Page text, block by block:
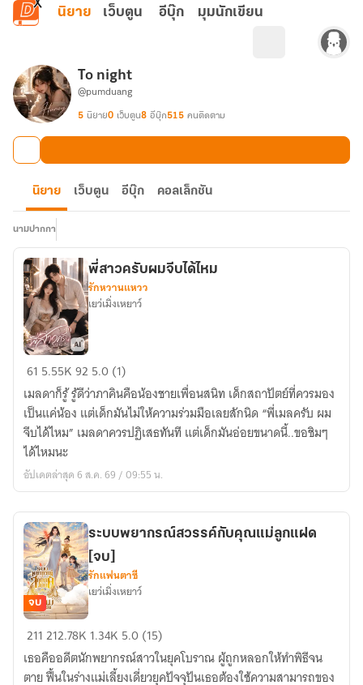
ข้ามไปยังเนื้อหาหลัก
นิยาย เว็บตูน อีบุ๊ก มุมนักเขียน
To night
@pumduang
5 นิยาย0 เว็บตูน8 อีบุ๊ก515 คนติดตาม
นิยาย เว็บตูน อีบุ๊ก คอลเล็กชัน
นามปากกา
พี่
ครับ
ผม
จีบ
ได้
ไหม
พี่สาวครับผมจีบได้ไหม
รักหวานแหวว
เยว่เมิ่งเหยาว์
61 5.55K92 5.0 (1)
เมลดาก็รู้ รู้ดีว่าภาคินคือน้องชายเพื่อนสนิท เด็กสถาปัตย์ที่ควรมอง
เป็นแค่น้อง แต่เด็กมันไม่ให้ความร่วมมือเลยสักนิด “พี่เมลครับ ผม
จีบได้ไหม” เมลดาควรปฏิเสธทันที แต่เด็กมันอ่อยขนาดนี้..ขอชิมๆ
ได้ไหมนะ
อัปเดตล่าสุด 6 ส.ค. 69 / 09:55 น.
ระบบ
พยากรณ์
สวรรค์
จบ
ระบบพยากรณ์สวรรค์กับคุณแม่ลูกแฝด
[จบ]
รักแฟนตาซี
เยว่เมิ่งเหยาว์
211212.78K 1.34K 5.0 (15)
เธอคืออดีตนักพยากรณ์สาวในยุคโบราณ ผู้ถูกหลอกให้ทำพิธีจน
ตาย ฟื้นในร่างแม่เลี้ยงเดี่ยวยุคปัจจุปันเธอต้องใช้ความสามารถของ